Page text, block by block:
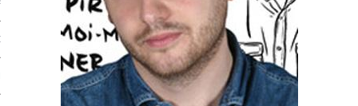
CARAVELLE
PODCAST